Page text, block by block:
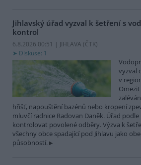
Jihlavský úřad vyzval k šetření s
kontrol
6.8.2026 00:51 | JIHLAVA (ČTK)
Diskuse: 1
vyzval
v
hřišť, napouštění bazénů nebo kropení
mluvčí radnice Radovan Daněk. Úřad
kontrolovat povolené odběry. Výzva k
všechny obce spadající pod Jihlavu jako
působností.